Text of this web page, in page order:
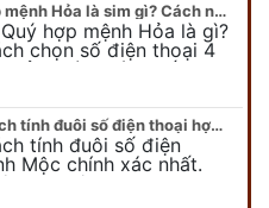
Sim TỨ QUÝ hợp mệnh Hỏa là sim gì? Cách nhận biết sim tứ quý hợp mệnh Hỏa
hợp mệnh Hỏa là gì?
chọn số điện thoại 4
Hỏa chính xác nhất.
Khám Phá #6 cách tính đuôi số điện thoại hợp mệnh Mộc
tính đuôi số điện
Mộc chính xác nhất.
sim điện thoại hợp